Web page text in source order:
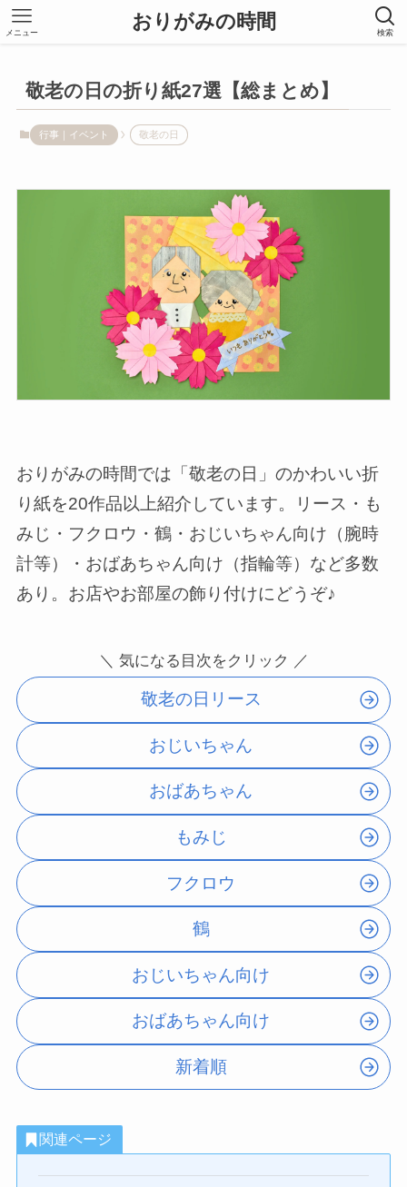
おりがみの時間 検索
メニュー
敬老の日の折り紙27選【総まとめ】
行事｜イベント 敬老の日
おりがみの時間では「敬老の日」のかわいい折
り紙を20作品以上紹介しています。リース・も
みじ・フクロウ・鶴・おじいちゃん向け（腕時
計等）・おばあちゃん向け（指輪等）など多数
あり。お店やお部屋の飾り付けにどうぞ♪
＼ 気になる目次をクリック ／
敬老の日リース
おじいちゃん
おばあちゃん
もみじ
フクロウ
鶴
おじいちゃん向け
おばあちゃん向け
新着順
関連ページ